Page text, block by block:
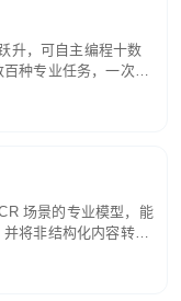
升，可自主编程十数
种专业任务，一次对
划、执行与验证全流
程任务中自主规划与
场景的专业模型，能
将非结构化内容转换